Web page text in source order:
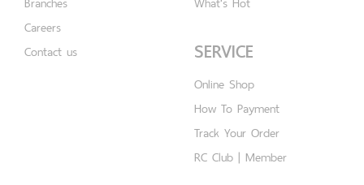
Careers
Contact us
SERVICE
Online Shop
How To Payment
Track Your Order
RC Club | Member